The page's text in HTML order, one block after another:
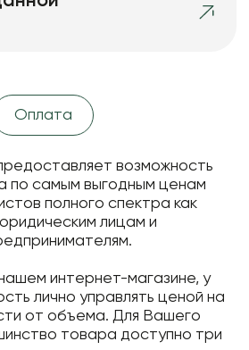
Оплата
возможность
по самым выгодным ценам
полного спектра как
лицам и
интернет-магазине, у
лично управлять ценой на
от объема. Для Вашего
товара доступно три